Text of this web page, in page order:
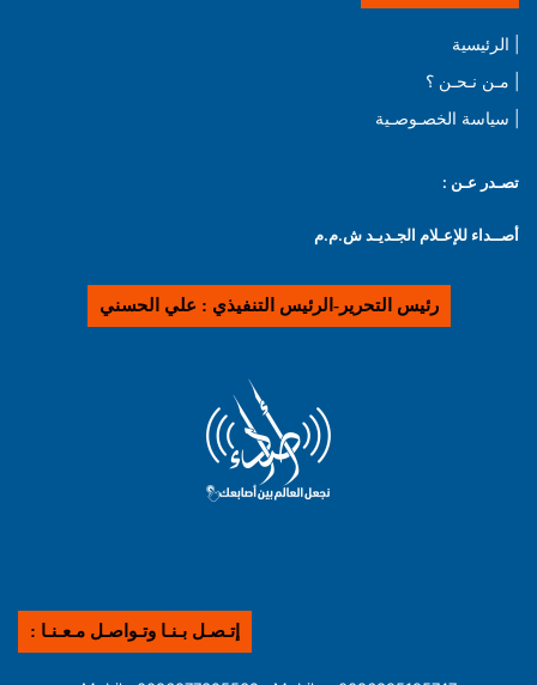
| الرئيسية
| مـن نـحـن ؟
| سياسة الخصـوصـية
تصـدر عـن :
أصــداء للإعـلام الجـديـد ش.م.م
رئيس التحرير-الرئيس التنفيذي : علي الحسني
إتـصـل بـنـا وتـواصـل مـعـنـا :